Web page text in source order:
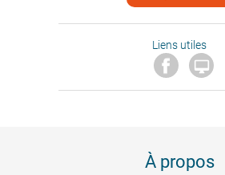
Liens utiles

À propos